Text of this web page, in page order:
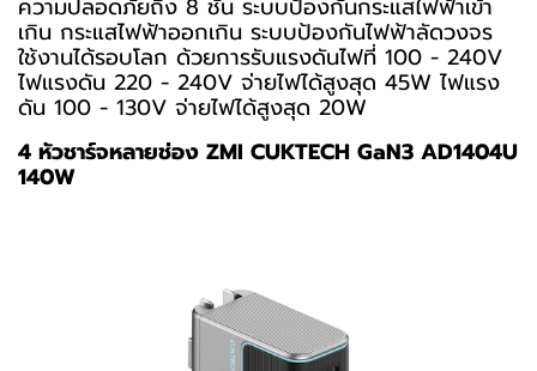
ความปลอดภัยถึง 8 ชั้น ระบบป้องกันกระแสไฟฟ้าเข้า
เกิน กระแสไฟฟ้าออกเกิน ระบบป้องกันไฟฟ้าลัดวงจร
ใช้งานได้รอบโลก ด้วยการรับแรงดันไฟที่ 100 - 240V
ไฟแรงดัน 220 - 240V จ่ายไฟได้สูงสุด 45W ไฟแรง
ดัน 100 - 130V จ่ายไฟได้สูงสุด 20W
4 หัวชาร์จหลายช่อง ZMI CUKTECH GaN3 AD1404U
140W